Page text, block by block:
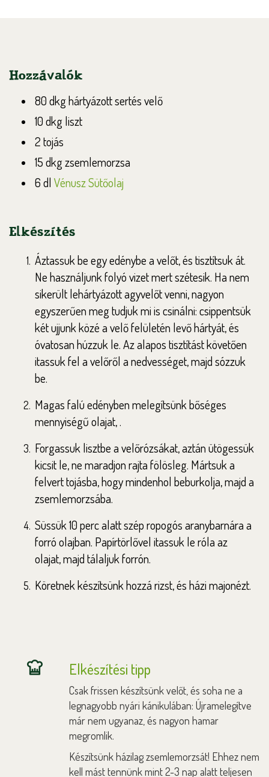
Hozzávalók
80 dkg hártyázott sertés velő
10 dkg liszt
2 tojás
15 dkg zsemlemorzsa
6 dl Vénusz Sütőolaj
Elkészítés
Áztassuk be egy edénybe a velőt, és tisztítsuk át.
Ne használjunk folyó vizet mert szétesik. Ha nem
sikerült lehártyázott agyvelőt venni, nagyon
egyszerűen meg tudjuk mi is csinálni: csippentsük
két ujjunk közé a velő felületén levő hártyát, és
óvatosan húzzuk le. Az alapos tisztítást követően
itassuk fel a velőről a nedvességet, majd sózzuk
be.
Magas falú edényben melegítsünk bőséges
mennyiségű olajat, .
Forgassuk lisztbe a velőrózsákat, aztán ütögessük
kicsit le, ne maradjon rajta fölösleg. Mártsuk a
felvert tojásba, hogy mindenhol beburkolja, majd a
zsemlemorzsába.
Süssük 10 perc alatt szép ropogós aranybarnára a
forró olajban. Papírtörlővel itassuk le róla az
olajat, majd tálaljuk forrón.
Köretnek készítsünk hozzá rizst, és házi majonézt.
Elkészítési tipp
Csak frissen készítsünk velőt, és soha ne a
legnagyobb nyári kánikulában: Újramelegítve
már nem ugyanaz, és nagyon hamar
megromlik.
Készítsünk házilag zsemlemorzsát! Ehhez nem
kell mást tennünk mint 2-3 nap alatt teljesen